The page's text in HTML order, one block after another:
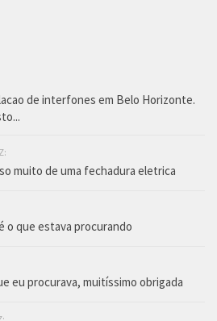
de interfones em Belo Horizonte.
muito de uma fechadura eletrica
o que estava procurando
eu procurava, muitíssimo obrigada